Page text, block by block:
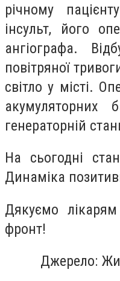
річному
інсульт, його
ангіографа.
повітряної
світло у місті.
акумуляторних
генераторній
На сьогодні
Динаміка
Дякуємо
фронт!
Джерело: